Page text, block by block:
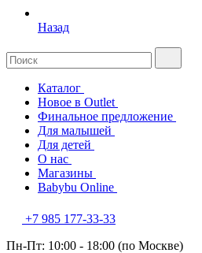
Назад
Каталог
Новое в Outlet
Финальное предложение
Для малышей
Для детей
О нас
Магазины
Babybu Online
+7 985 177-33-33
Пн-Пт: 10:00 - 18:00 (по Москве)